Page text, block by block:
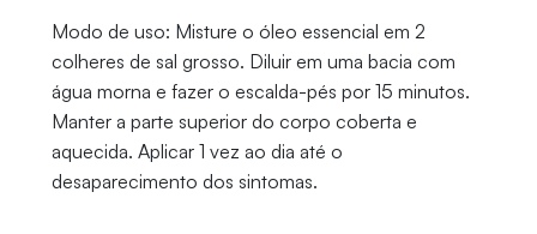
Modo de uso: Misture o óleo essencial em 2
colheres de sal grosso. Diluir em uma bacia com
água morna e fazer o escalda-pés por 15 minutos.
Manter a parte superior do corpo coberta e
aquecida. Aplicar 1 vez ao dia até o
desaparecimento dos sintomas.